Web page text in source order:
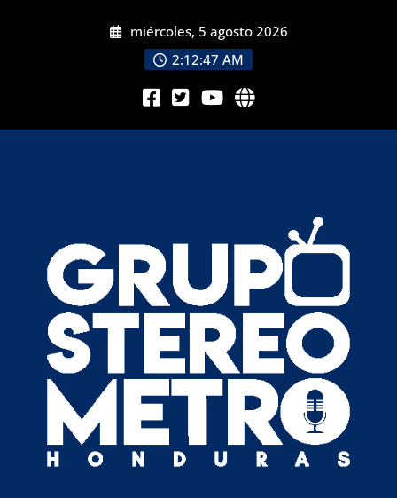
miércoles, 5 agosto 2026
2:12:49 AM